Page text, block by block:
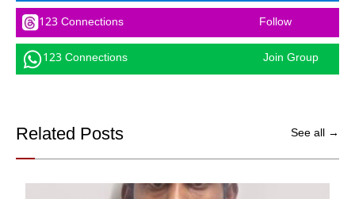
123 Connections Follow
123 Connections Join Group
Related Posts See all →